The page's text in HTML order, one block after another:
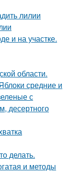
лилии
и на участке.
области.
средние и
с
десертного
делать.
и методы